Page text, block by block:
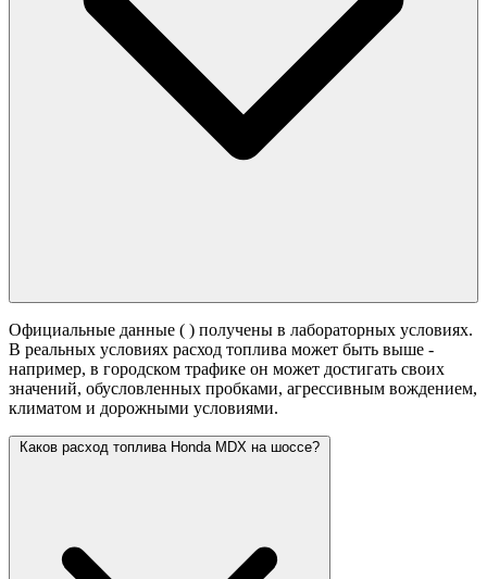
Официальные данные ( ) получены в лабораторных условиях.
В реальных условиях расход топлива может быть выше -
например, в городском трафике он может достигать своих
значений, обусловленных пробками, агрессивным вождением,
климатом и дорожными условиями.
Каков расход топлива Honda MDX на шоссе?